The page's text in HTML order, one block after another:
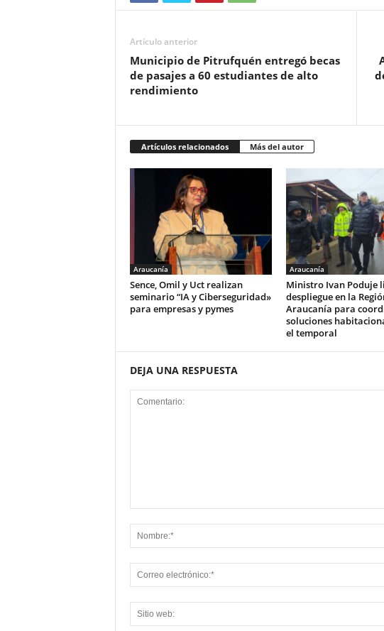
Artículo anterior
Municipio de Pitrufquén entregó becas
de pasajes a 60 estudiantes de alto
rendimiento
Artículos relacionados Más del autor
Araucanía
Sence, Omil y Uct realizan
seminario “IA y Ciberseguridad»
para empresas y pymes
Araucanía
Ministro Ivan Poduje
despliegue en la
Araucanía para
soluciones
el temporal
DEJA UNA RESPUESTA